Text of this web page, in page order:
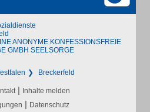
ANONYME KONFESSIONSFREIE
GMBH SEELSORGE
Breckerfeld
| Inhalte melden
| Datenschutz